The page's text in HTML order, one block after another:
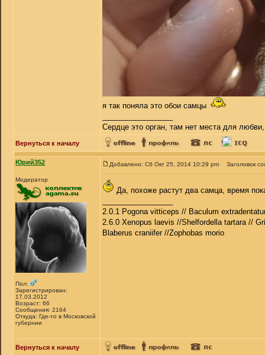
я так поняла это обои самцы
Сердце это орган, там нет места для любви,
Вернуться к началу
Юрий352
Модератор
Пол:
Зарегистрирован:
17.03.2012
Возраст: 66
Сообщения: 2164
Откуда: Где-то в Московской
губернии
Добавлено: Сб Окт 25, 2014 10:29 pm Заголовок
Да, похоже растут два самца, время
2.0.1 Pogona vitticeps // Baculum
2.6.0 Xenopus laevis //Shelfordella tartara //
Blaberus craniifer //Zophobas morio
Вернуться к началу